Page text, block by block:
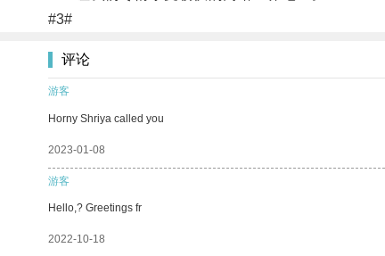
#3#
评论
游客
Horny Shriya called you
2023-01-08
游客
Hello,? Greetings fr
2022-10-18